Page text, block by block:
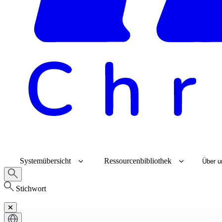
Systemübersicht Ressourcenbibliothek Über
Stichwort